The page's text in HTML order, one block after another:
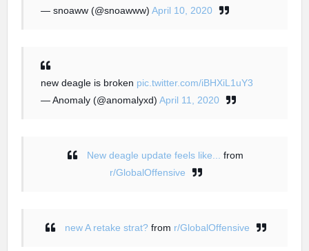
— snoaww (@snoawww) April 10, 2020
new deagle is broken pic.twitter.com/iBHXiL1uY3
— Anomaly (@anomalyxd) April 11, 2020
New deagle update feels like... from
r/GlobalOffensive
new A retake strat?from r/GlobalOffensive